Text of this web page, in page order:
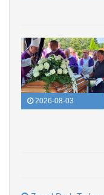
2026-08-03